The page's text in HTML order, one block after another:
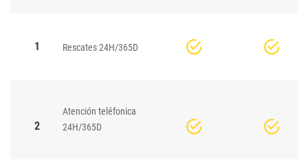
1 Rescates 24H/365D
2
Atención teléfonica
24H/365D